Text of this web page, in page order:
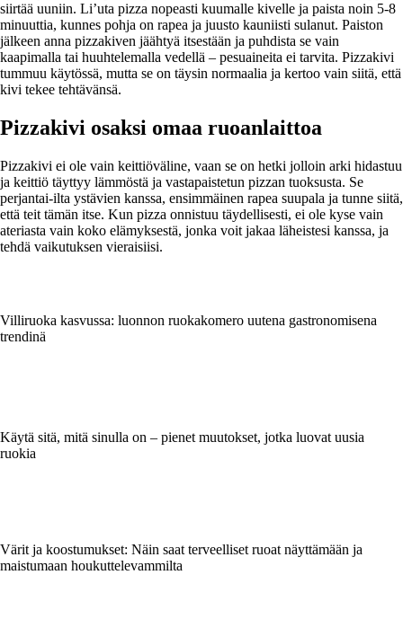
siirtää uuniin. Li’uta pizza nopeasti kuumalle kivelle ja paista noin 5-8
minuuttia, kunnes pohja on rapea ja juusto kauniisti sulanut. Paiston
jälkeen anna pizzakiven jäähtyä itsestään ja puhdista se vain
kaapimalla tai huuhtelemalla vedellä – pesuaineita ei tarvita. Pizzakivi
tummuu käytössä, mutta se on täysin normaalia ja kertoo vain siitä, että
kivi tekee tehtävänsä.
Pizzakivi osaksi omaa ruoanlaittoa
Pizzakivi ei ole vain keittiöväline, vaan se on hetki jolloin arki hidastuu
ja keittiö täyttyy lämmöstä ja vastapaistetun pizzan tuoksusta. Se
perjantai-ilta ystävien kanssa, ensimmäinen rapea suupala ja tunne siitä,
että teit tämän itse. Kun pizza onnistuu täydellisesti, ei ole kyse vain
ateriasta vain koko elämyksestä, jonka voit jakaa läheistesi kanssa, ja
tehdä vaikutuksen vieraisiisi.
Villiruoka kasvussa: luonnon ruokakomero uutena gastronomisena
trendinä
Käytä sitä, mitä sinulla on – pienet muutokset, jotka luovat uusia
ruokia
Värit ja koostumukset: Näin saat terveelliset ruoat näyttämään ja
maistumaan houkuttelevammilta